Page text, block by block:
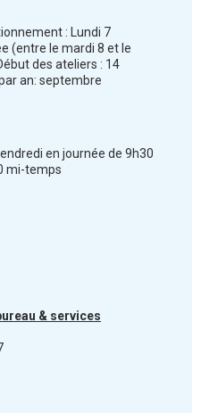
: Lundi 7
(entre le mardi 8 et le
des ateliers : 14
an: septembre
en journée de 9h30
mi-temps
& services